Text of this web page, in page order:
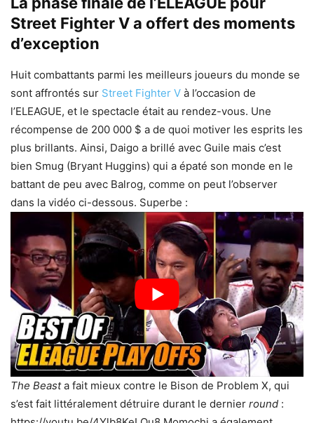
Street Fighter V a offert des moments
d’exception
Huit combattants parmi les meilleurs joueurs du monde se
sont affrontés sur Street Fighter V à l’occasion de
l’ELEAGUE, et le spectacle était au rendez-vous. Une
récompense de 200 000 $ a de quoi motiver les esprits les
plus brillants. Ainsi, Daigo a brillé avec Guile mais c’est
bien Smug (Bryant Huggins) qui a épaté son monde en le
battant de peu avec Balrog, comme on peut l’observer
dans la vidéo ci-dessous. Superbe :
The Beasta fait mieux contre le Bison de Problem X, qui
s’est fait littéralement détruire durant le dernier round :